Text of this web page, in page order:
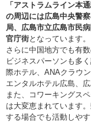
「アストラムライン本通
の周辺には広島中央警
局、広島市立広島市民
官庁街となっています。
さらに中国地方でも有
ビジネスパーソンも多
際ホテル、ANAクラウ
エンタルホテル広島、
また、コワーキングス
は大変恵まれています
する場合でも活動しや